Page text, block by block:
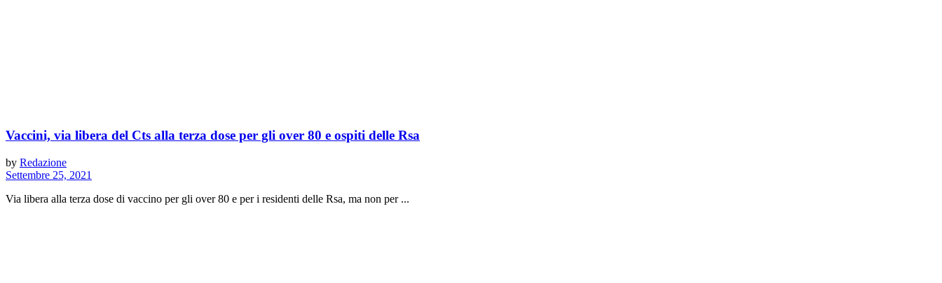
Vaccini, via libera del Cts alla terza dose per gli over 80 e ospiti delle Rsa
by Redazione
Settembre 25, 2021
Via libera alla terza dose di vaccino per gli over 80 e per i residenti delle Rsa, ma non per ...